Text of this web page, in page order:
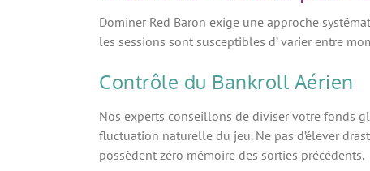
Dominer Red Baron exige une approche
les sessions sont susceptibles d’ varier entre
Contrôle du Bankroll Aérien
Nos experts conseillons de diviser votre fonds
fluctuation naturelle du jeu. Ne pas d’élever
possèdent zéro mémoire des sorties précédents.